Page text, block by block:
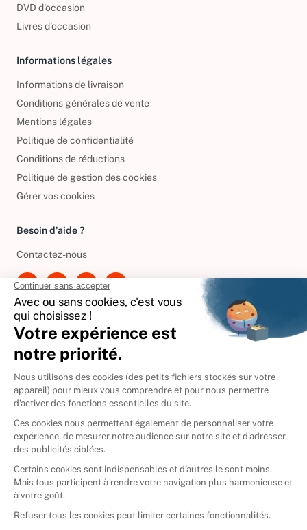
DVD d'occasion
Livres d’occasion
Informations légales
Informations de livraison
Conditions générales de vente
Mentions légales
Politique de confidentialité
Conditions de réductions
Politique de gestion des cookies
Gérer vos cookies
Besoin d'aide ?
Contactez-nous
International
🇪🇸 Espagne
🇩🇪Allemagne
🇮🇹 Italie